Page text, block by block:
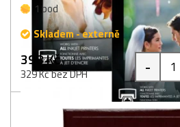
1 bod
Skladem - externě
398 Kč
329 Kč bez DPH -